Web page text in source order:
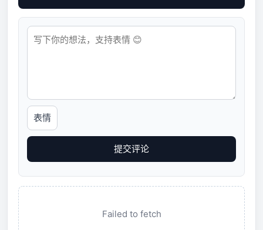
表情
提交评论
Failed to fetch